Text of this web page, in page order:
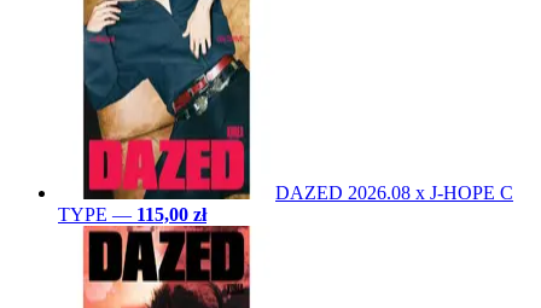
DAZED 2026.08 x J-HOPE C
TYPE — 115,00 zł